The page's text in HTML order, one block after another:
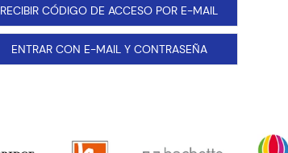
RECIBIR CÓDIGO DE ACCESO POR E-MAIL
ENTRAR CON E-MAIL Y CONTRASEÑA